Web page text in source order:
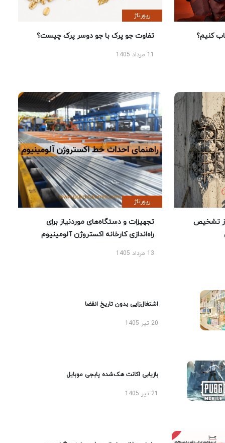
کنیم؟
رپورتاژ
تفاوت جو پرک با جو دوسر پرک چیست؟
تشخیص
رپورتاژ
تجهیزات و دستگاه‌های موردنیاز برای
راه‌اندازی کارخانه اکستروژن آلومینیوم
13 مرداد 1405
اشتغال‌زایی بدون تاریخ انقضا
20 تیر 1405
بازیابی اکانت هک‌شده پابجی موبایل